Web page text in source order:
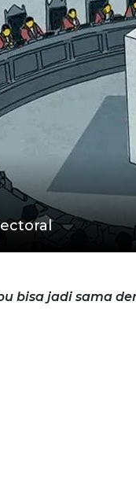
bisa jadi sama